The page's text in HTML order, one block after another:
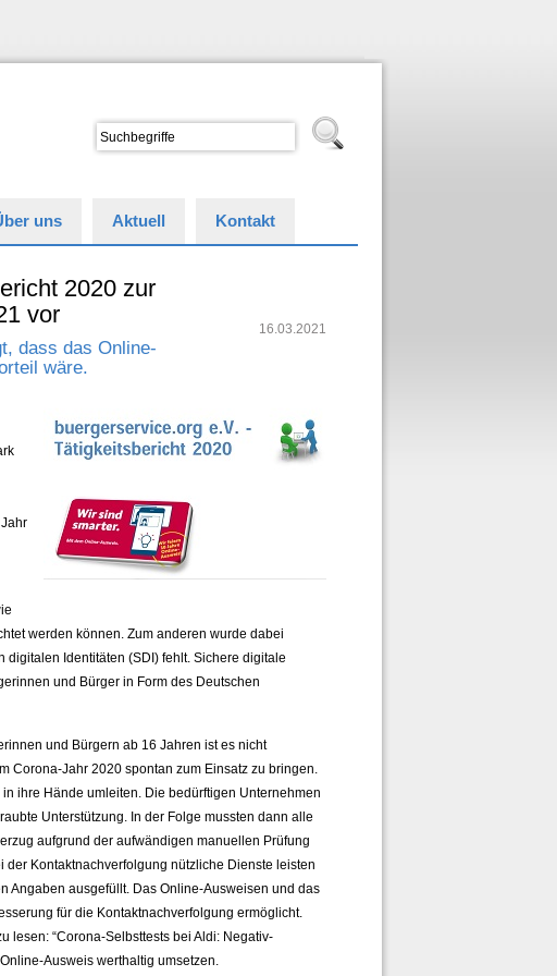
uns Aktuell Kontakt
2020 zur
vor
dass das Online-
wäre.
16.03.2021
werden können. Zum anderen wurde dabei
Identitäten (SDI) fehlt. Sichere digitale
und Bürger in Form des Deutschen
und Bürgern ab 16 Jahren ist es nicht
Corona-Jahr 2020 spontan zum Einsatz zu bringen.
ihre Hände umleiten. Die bedürftigen Unternehmen
Unterstützung. In der Folge mussten dann alle
aufgrund der aufwändigen manuellen Prüfung
Kontaktnachverfolgung nützliche Dienste leisten
Angaben ausgefüllt. Das Online-Ausweisen und das
für die Kontaktnachverfolgung ermöglicht.
lesen: “Corona-Selbsttests bei Aldi: Negativ-
Ausweis werthaltig umsetzen.